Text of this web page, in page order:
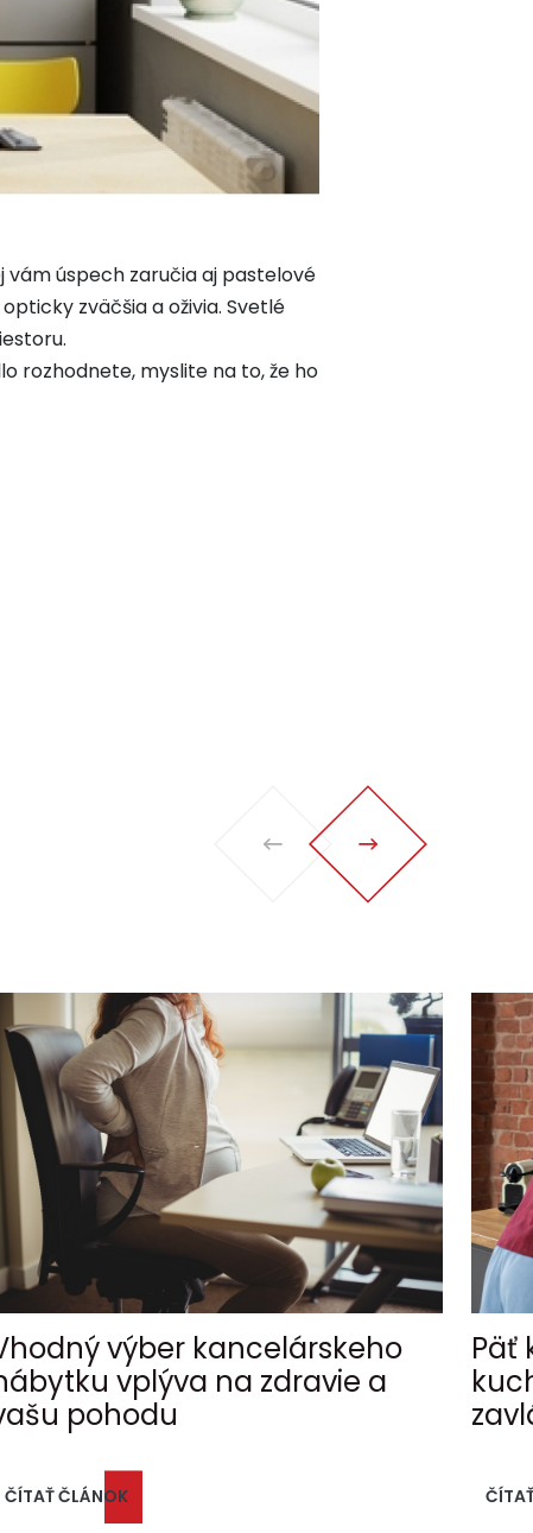
úspech zaručia aj pastelové
zväčšia a oživia. Svetlé
rozhodnete, myslite na to, že ho
výber kancelárskeho
vplýva na zdravie a
pohodu
ČÍTAŤ ČLÁNOK
Päť